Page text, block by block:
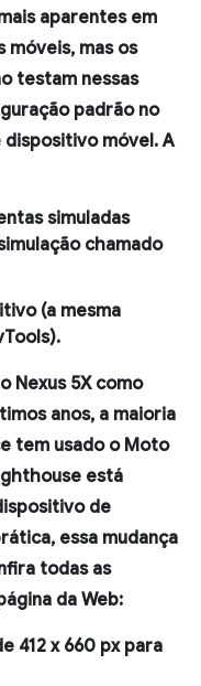
aparentes em
mas os
testam nessas
padrão no
dispositivo móvel. A
simuladas
chamado
(a mesma
Nexus 5X como
anos, a maioria
tem usado o Moto
está
de
essa mudança
todas as
da Web:
412 x 660 px para